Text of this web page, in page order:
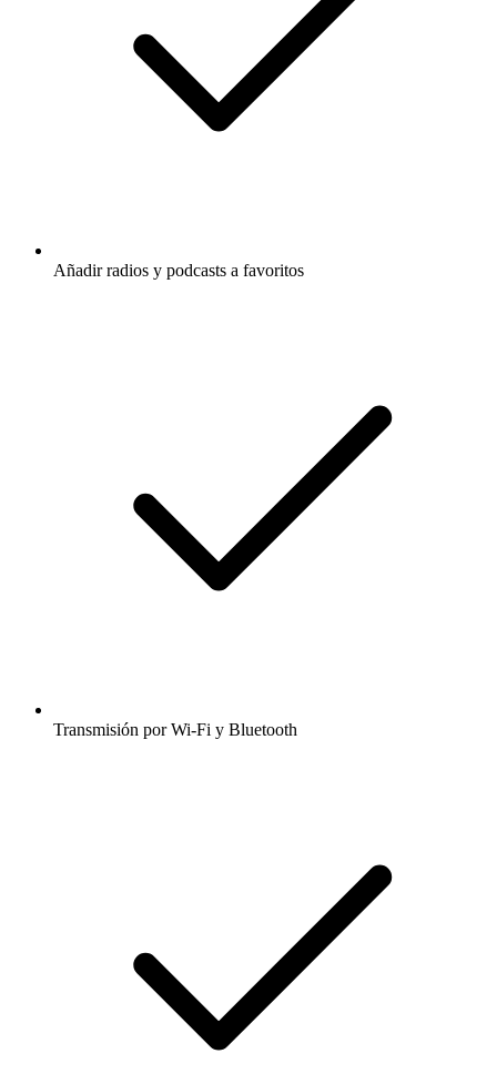
Añadir radios y podcasts a favoritos
Transmisión por Wi-Fi y Bluetooth